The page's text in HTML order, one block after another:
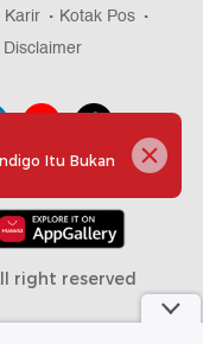
Karir
Kotak Pos
Disclaimer
right reserved
Itu Bukan